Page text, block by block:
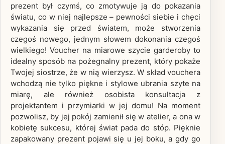
prezent był czymś, co zmotywuje ją do pokazania
światu, co w niej najlepsze – pewności siebie i chęci
wykazania się przed światem, może stworzenia
czegoś nowego, jednym słowem dokonania czegoś
wielkiego! Voucher na miarowe szycie garderoby to
idealny sposób na pożegnalny prezent, który pokaże
Twojej siostrze, że w nią wierzysz. W skład vouchera
wchodzą nie tylko piękne i stylowe ubrania szyte na
miarę, ale również osobista konsultacja z
projektantem i przymiarki w jej domu! Na moment
pozwolisz, by jej pokój zamienił się w atelier, a ona w
kobietę sukcesu, której świat pada do stóp. Pięknie
zapakowany prezent pojawi się u jej boku, a gdy go